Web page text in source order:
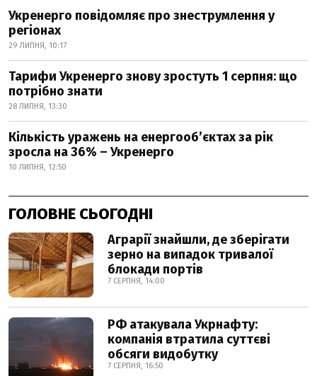
Укренерго повідомляє про знеструмлення у
регіонах
29 ЛИПНЯ, 10:17
Тарифи Укренерго знову зростуть 1 серпня: що
потрібно знати
28 ЛИПНЯ, 13:30
Кількість уражень на енергооб’єктах за рік
зросла на 36% – Укренерго
10 ЛИПНЯ, 12:50
ГОЛОВНЕ СЬОГОДНІ
Аграрії знайшли, де зберігати
зерно на випадок тривалої
блокади портів
7 СЕРПНЯ, 14:00
РФ атакувала Укрнафту:
компанія втратила суттєві
обсяги видобутку
7 СЕРПНЯ, 16:50